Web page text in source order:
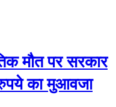
मौत पर सरकार
का मुआवजा